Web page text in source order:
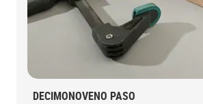
DECIMONOVENO PASO